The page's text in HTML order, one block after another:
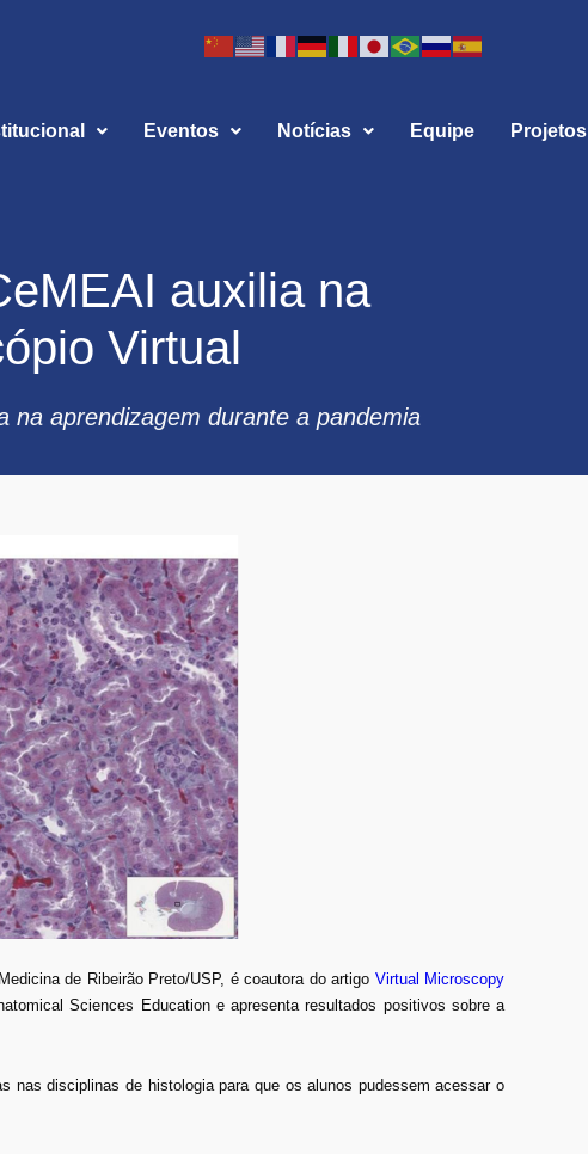
Eventos Notícias Equipe Projetos
auxilia na
Virtual
na aprendizagem durante a pandemia
de Ribeirão Preto/USP, é coautora do artigo Virtual Microscopy
Sciences Education e apresenta resultados positivos sobre a
nas disciplinas de histologia para que os alunos pudessem acessar o